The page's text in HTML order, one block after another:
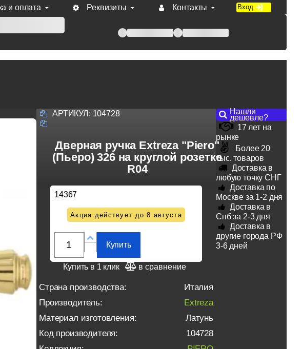
и оплата Реквизиты Контакты Вход
Melodia, Forme при оплате по счету.
АРТИКУЛ: 104728
Дверная ручка Extreza "Piero"
(Пьеро) 326 на круглой розетке
R04
14367
Акция действует до 8 августа
Купить
Купить в 1 клик в сравнение
Страна производства:
Италия
Производитель:
Extreza
Материал изготовления:
Латунь
Код производителя:
104728
Нашли
дешевле?
17 лет на
рынке
Более 20
тыс. товаров
Доставка в
любую точку СНГ
Доставка по
Москве за 1-2 дня
Доставка в
Спб за 2-3 дня
Доставка в
другие города РФ
3-6 дней